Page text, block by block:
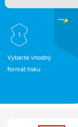
1
Vyberte vhodný
formát tisku